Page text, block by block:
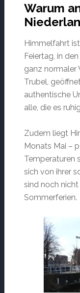
Warum
Himmelfahrt
Feiertag, in
ganz normaler
Trubel,
authentische
alle, die es
Zudem liegt
Monats Mai –
Temperaturen
sich von ihrer
sind noch
Sommerferien.